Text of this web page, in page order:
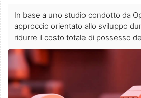
In base a uno studio condotto da
approccio orientato allo sviluppo
ridurre il costo totale di possesso